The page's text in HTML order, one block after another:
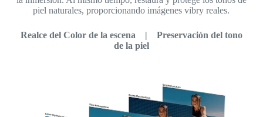
piel naturales, proporcionando imágenes vibry reales.
Realce del Color de la escena | Preservación del tono
de la piel